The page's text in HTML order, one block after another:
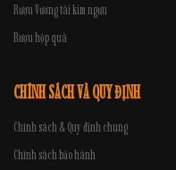
Rượu Vương tài kim ngưu
Rượu hộp quà
CHÍNH SÁCH VÀ QUY ĐỊNH
Chính sách & Quy định chung
Chính sách bảo hành